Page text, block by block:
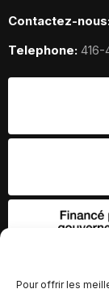
Pour offrir les
Contactez-
Telephone: 416-